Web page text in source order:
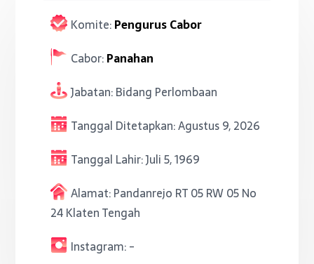
Komite:Pengurus Cabor
Cabor:Panahan
Jabatan:Bidang Perlombaan
Tanggal Ditetapkan:Agustus 9, 2026
Tanggal Lahir:Juli 5, 1969
Alamat:Pandanrejo RT 05 RW 05 No
24 Klaten Tengah
Instagram:-